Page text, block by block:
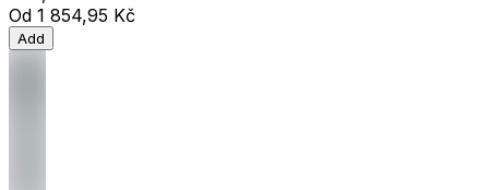
Od 1 854,95 Kč
Add